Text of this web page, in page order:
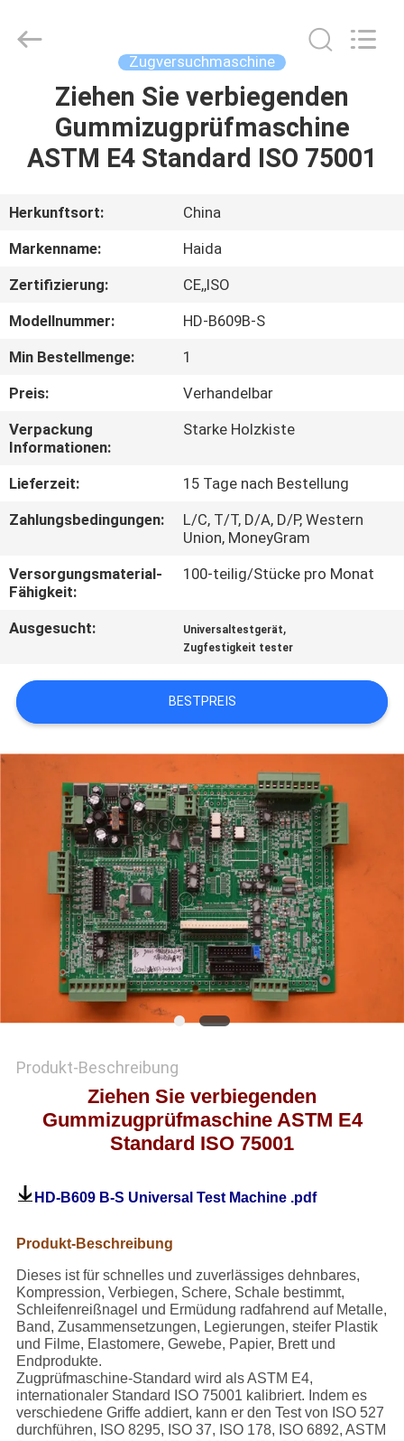
HAUSE
VIDEOS
VR-
SHOW
ÜBER
UNS
WERKSBESICHTIGUNG
QUALITÄTSKONTROLLE
KONTAKTIEREN
SIE
NEUIGKEITEN
RECHTSSACHEN
SITEMAP
DATENSCHUTZRICHTLINIE
Ltd..
Zugversuchmaschine
Ziehen Sie verbiegenden
Gummizugprüfmaschine
ASTM E4 Standard ISO 75001
Herkunftsort:
China
Markenname:
Haida
Zertifizierung:
CE,,ISO
Modellnummer:
HD-B609B-S
Min Bestellmenge:
1
Preis:
Verhandelbar
Verpackung
Informationen:
Starke Holzkiste
Lieferzeit:
15 Tage nach Bestellung
Zahlungsbedingungen:
L/C, T/T, D/A, D/P, Western
Union, MoneyGram
Versorgungsmaterial-
Fähigkeit:
100-teilig/Stücke pro Monat
Ausgesucht: Universaltestgerät,
Zugfestigkeit tester
BESTPREIS
Produkt-Beschreibung
Ziehen Sie verbiegenden
Gummizugprüfmaschine ASTM E4
Standard ISO 75001
HD-B609 B-S Universal Test Machine .pdf
Produkt-Beschreibung
Dieses ist für schnelles und zuverlässiges dehnbares,
Kompression, Verbiegen, Schere, Schale bestimmt,
Schleifenreißnagel und Ermüdung radfahrend auf Metalle,
Band, Zusammensetzungen, Legierungen, steifer Plastik
und Filme, Elastomere, Gewebe, Papier, Brett und
Endprodukte.
Zugprüfmaschine-Standard wird als ASTM E4,
internationaler Standard ISO 75001 kalibriert. Indem es
verschiedene Griffe addiert, kann er den Test von ISO 527
durchführen, ISO 8295, ISO 37, ISO 178, ISO 6892, ASTM